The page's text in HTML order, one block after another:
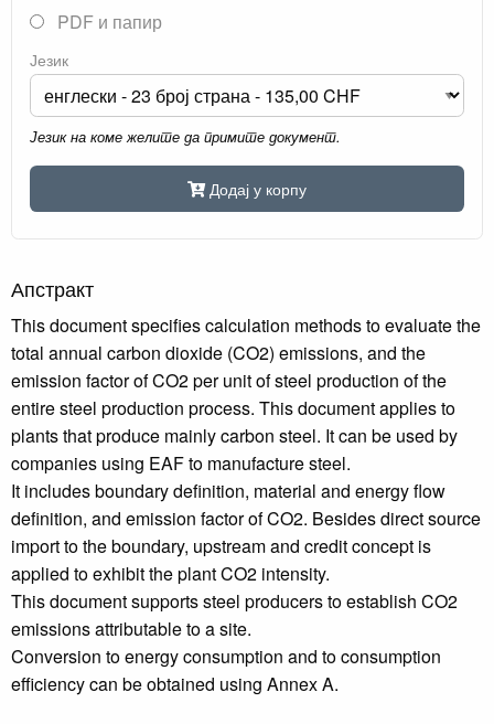
PDF и папир
Језик
Језик на коме желите да примите документ.
Додај у корпу
Апстракт
This document specifies calculation methods to evaluate the
total annual carbon dioxide (CO2) emissions, and the
emission factor of CO2 per unit of steel production of the
entire steel production process. This document applies to
plants that produce mainly carbon steel. It can be used by
companies using EAF to manufacture steel.
It includes boundary definition, material and energy flow
definition, and emission factor of CO2. Besides direct source
import to the boundary, upstream and credit concept is
applied to exhibit the plant CO2 intensity.
This document supports steel producers to establish CO2
emissions attributable to a site.
Conversion to energy consumption and to consumption
efficiency can be obtained using Annex A.